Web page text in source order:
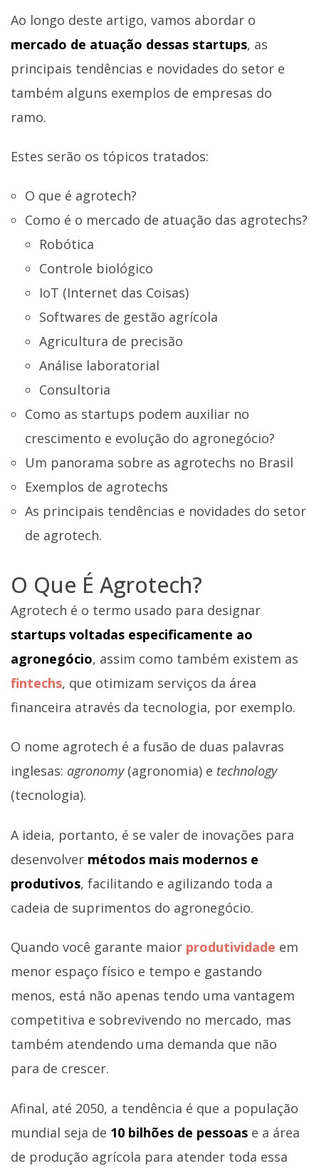
Ao longo deste artigo, vamos abordar o
mercado de atuação dessas startups, as
principais tendências e novidades do setor e
também alguns exemplos de empresas do
ramo.
Estes serão os tópicos tratados:
O que é agrotech?
Como é o mercado de atuação das agrotechs?
Robótica
Controle biológico
IoT (Internet das Coisas)
Softwares de gestão agrícola
Agricultura de precisão
Análise laboratorial
Consultoria
Como as startups podem auxiliar no
crescimento e evolução do agronegócio?
Um panorama sobre as agrotechs no Brasil
Exemplos de agrotechs
As principais tendências e novidades do setor
de agrotech.
O Que É Agrotech?
Agrotech é o termo usado para designar
startups voltadas especificamente ao
agronegócio, assim como também existem as
fintechs, que otimizam serviços da área
financeira através da tecnologia, por exemplo.
O nome agrotech é a fusão de duas palavras
inglesas: agronomy (agronomia) e technology
(tecnologia).
A ideia, portanto, é se valer de inovações para
desenvolver métodos mais modernos e
produtivos, facilitando e agilizando toda a
cadeia de suprimentos do agronegócio.
Quando você garante maior produtividade em
menor espaço físico e tempo e gastando
menos, está não apenas tendo uma vantagem
competitiva e sobrevivendo no mercado, mas
também atendendo uma demanda que não
para de crescer.
Afinal, até 2050, a tendência é que a população
mundial seja de 10 bilhões de pessoas e a área
de produção agrícola para atender toda essa